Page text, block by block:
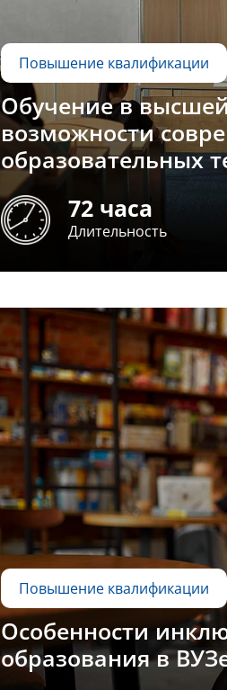
Повышение квалификации
Обучение в
возможности
образовательных
72 часа
Длительность
Повышение квалификации
Особенности
образования в